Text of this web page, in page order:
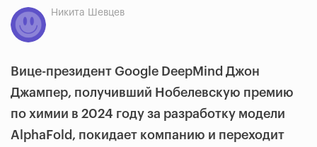
Никита Шевцев
Вице-президент Google DeepMind Джон
Джампер, получивший Нобелевскую премию
по химии в 2024 году за разработку модели
AlphaFold, покидает компанию и переходит